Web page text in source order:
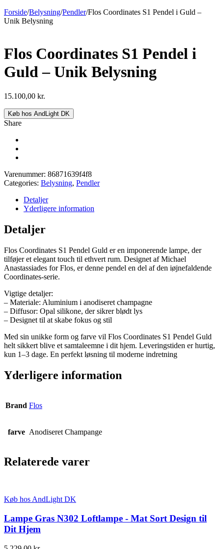
Forside/Belysning/Pendler/Flos Coordinates S1 Pendel i Guld –
Unik Belysning
Flos Coordinates S1 Pendel i
Guld – Unik Belysning
15.100,00 kr.
Køb hos AndLight DK
Share
Varenummer: 86871639f4f8
Categories: Belysning, Pendler
Detaljer
Yderligere information
Detaljer
Flos Coordinates S1 Pendel Guld er en imponerende lampe, der
tilføjer et elegant touch til ethvert rum. Designet af Michael
Anastassiades for Flos, er denne pendel en del af den iøjnefaldende
Coordinates-serie.
Vigtige detaljer:
– Materiale: Aluminium i anodiseret champagne
– Diffusor: Opal silikone, der sikrer blødt lys
– Designet til at skabe fokus og stil
Med sin unikke form og farve vil Flos Coordinates S1 Pendel Guld
helt sikkert blive et samtaleemne i dit hjem. Leveringstiden er hurtig,
kun 1–3 dage. En perfekt løsning til moderne indretning
Yderligere information
Brand Flos
farve Anodiseret Champange
Relaterede varer
Køb hos AndLight DK
Lampe Gras N302 Loftlampe - Mat Sort Design til
Dit Hjem